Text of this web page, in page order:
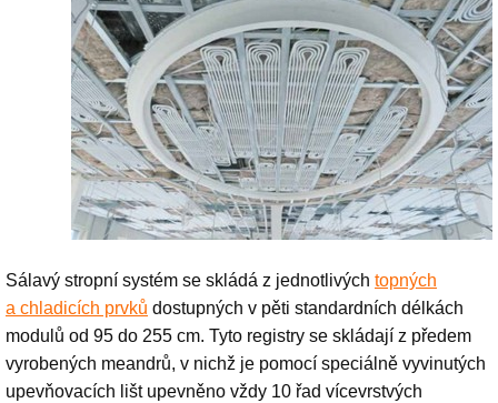
Sálavý stropní systém se skládá z jednotlivých topných
a chladicích prvků dostupných v pěti standardních délkách
modulů od 95 do 255 cm. Tyto registry se skládají z předem
vyrobených meandrů, v nichž je pomocí speciálně vyvinutých
upevňovacích lišt upevněno vždy 10 řad vícevrstvých